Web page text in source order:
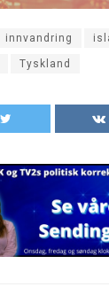
innvandring
Tyskland